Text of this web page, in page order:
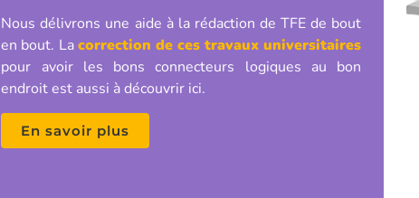
Nous délivrons une aide à la rédaction de TFE de bout
en bout. Lacorrection de ces travaux universitaires
pour avoir les bons connecteurs logiques au bon
endroit est aussi à découvrir ici.
En savoir plus